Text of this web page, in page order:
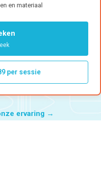
en materiaal
per sessie
ervaring →